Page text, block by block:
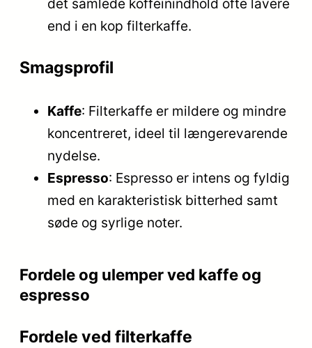
end i en kop filterkaffe.
Smagsprofil
Kaffe: Filterkaffe er mildere og mindre
koncentreret, ideel til længerevarende
nydelse.
Espresso: Espresso er intens og fyldig
med en karakteristisk bitterhed samt
søde og syrlige noter.
Fordele og ulemper ved kaffe og
espresso
Fordele ved filterkaffe